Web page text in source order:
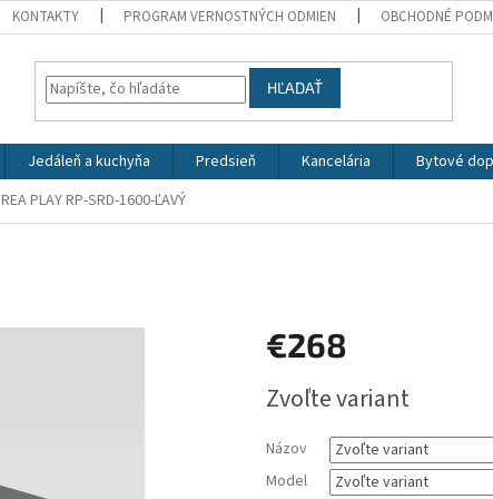
KONTAKTY PROGRAM VERNOSTNÝCH ODMIEN OBCHODNÉ
HĽADAŤ
Jedáleň a kuchyňa Predsieň Kancelária Bytové
REA PLAY RP-SRD-1600-ĽAVÝ
€268
cena:
Zvoľte variant
Názov
Model